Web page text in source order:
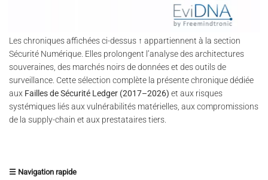
Les chroniques affichées ci-dessus ↑ appartiennent à la section
Sécurité Numérique. Elles prolongent l’analyse des architectures
souveraines, des marchés noirs de données et des outils de
surveillance. Cette sélection complète la présente chronique dédiée
aux Failles de Sécurité Ledger (2017–2026) et aux risques
systémiques liés aux vulnérabilités matérielles, aux compromissions
de la supply-chain et aux prestataires tiers.
☰ Navigation rapide